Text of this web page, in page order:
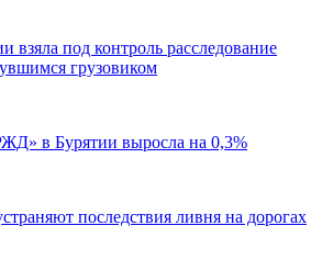
взяла под контроль расследование
грузовиком
в Бурятии выросла на 0,3%
последствия ливня на дорогах